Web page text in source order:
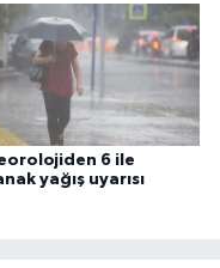
6 ile
yağış uyarısı